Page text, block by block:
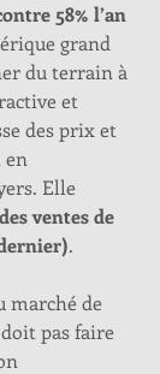
58% l’an
grand
du terrain à
et
des prix et
en
Elle
ventes de
.
marché de
pas faire